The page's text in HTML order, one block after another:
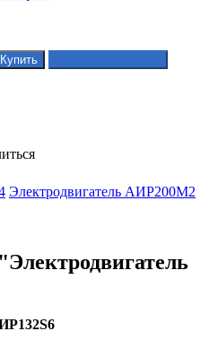
Электродвигатель АИР200М2